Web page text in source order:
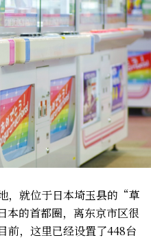
，就位于日本埼玉县的“草
的首都圈，离东京市区很
前，这里已经设置了448台